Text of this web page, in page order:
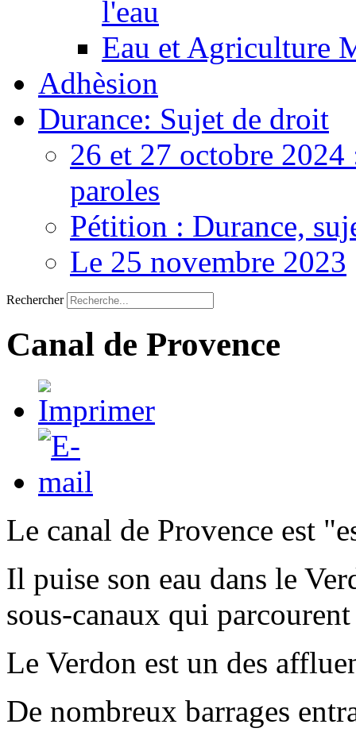
l'eau
Eau et Agriculture
Adhèsion
Durance: Sujet de droit
26 et 27 octobre 2024
paroles
Pétition : Durance,
Le 25 novembre 2023
Rechercher
Canal de Provence
Le canal de Provence est
Il puise son eau dans le
sous-canaux qui
Le Verdon est un des
De nombreux barrages